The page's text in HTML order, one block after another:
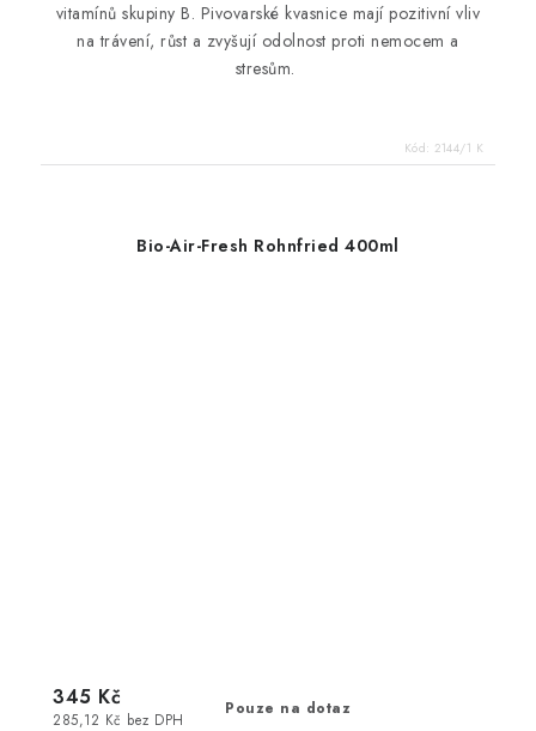
vitamínů skupiny B. Pivovarské kvasnice mají pozitivní vliv
na trávení, růst a zvyšují odolnost proti nemocem a
stresům.
Kód: 2144/1 K
Bio-Air-Fresh Rohnfried 400ml
Pouze na dotaz
285,12 Kč bez DPH
345 Kč